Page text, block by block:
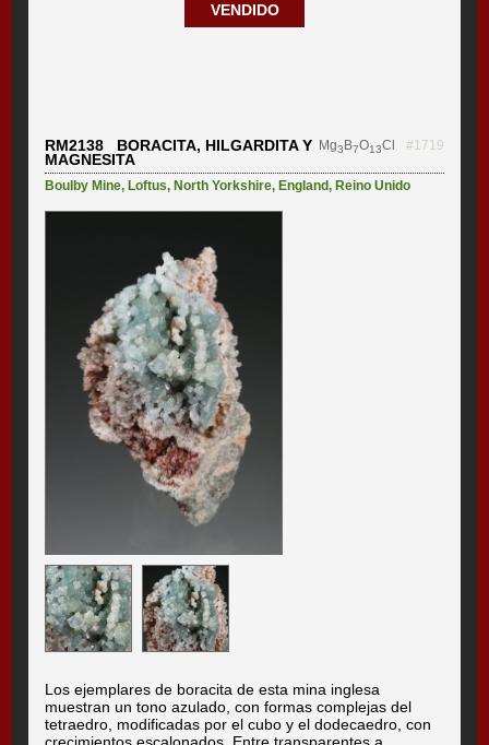
VENDIDO
RM2138 BORACITA, HILGARDITA Y
MAGNESITA
Mg3 B7O13Cl #1719
Boulby Mine, Loftus, North Yorkshire, England, Reino Unido
Los ejemplares de boracita de esta mina inglesa
muestran un tono azulado, con formas complejas del
tetraedro, modificadas por el cubo y el dodecaedro, con
crecimientos escalonados. Entre transparentes a